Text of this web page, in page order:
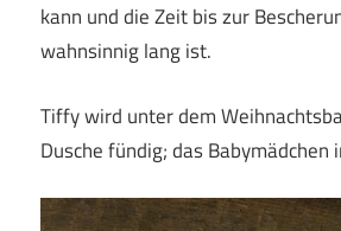
kann und die Zeit bis zur
wahnsinnig lang ist.
Tiffy wird unter dem
Dusche fündig; das Babymädchen